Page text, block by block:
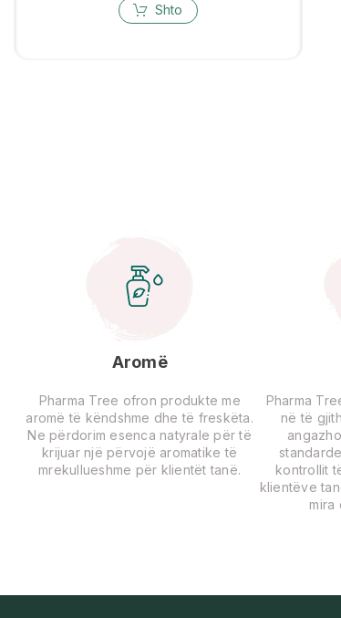
Shto
Aromë
Pharma Tree ofron produkte me
aromë të këndshme dhe të freskëta.
Ne përdorim esenca natyrale për të
krijuar një përvojë aromatike të
mrekullueshme për klientët tanë.
Pharma
në të
kontrollit
klientëve
mira